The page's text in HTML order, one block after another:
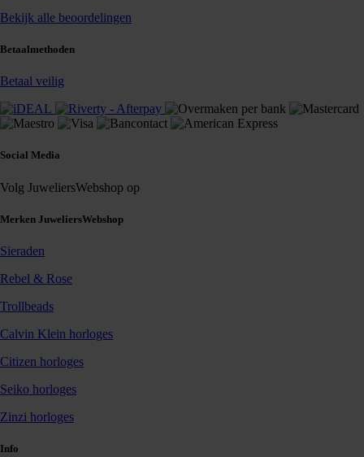
Bekijk alle beoordelingen
Betaalmethoden
Betaal veilig
Social Media
Volg JuweliersWebshop op
Merken JuweliersWebshop
Sieraden
Rebel & Rose
Trollbeads
Calvin Klein horloges
Citizen horloges
Seiko horloges
Zinzi horloges
Info